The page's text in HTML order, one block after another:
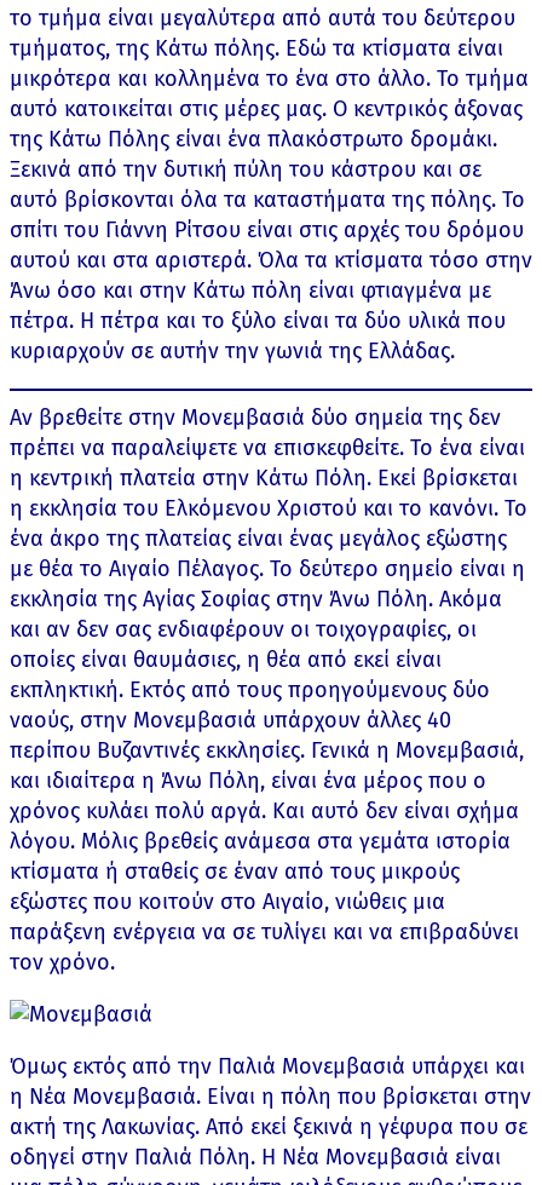
το τμήμα είναι μεγαλύτερα από αυτά του δεύτερου
τμήματος, της Κάτω πόλης. Εδώ τα κτίσματα είναι
μικρότερα και κολλημένα το ένα στο άλλο. Το τμήμα
αυτό κατοικείται στις μέρες μας. Ο κεντρικός άξονας
της Κάτω Πόλης είναι ένα πλακόστρωτο δρομάκι.
Ξεκινά από την δυτική πύλη του κάστρου και σε
αυτό βρίσκονται όλα τα καταστήματα της πόλης. Το
σπίτι του Γιάννη Ρίτσου είναι στις αρχές του δρόμου
αυτού και στα αριστερά. Όλα τα κτίσματα τόσο στην
Άνω όσο και στην Κάτω πόλη είναι φτιαγμένα με
πέτρα. Η πέτρα και το ξύλο είναι τα δύο υλικά που
κυριαρχούν σε αυτήν την γωνιά της Ελλάδας.
Αν βρεθείτε στην Μονεμβασιά δύο σημεία της δεν
πρέπει να παραλείψετε να επισκεφθείτε. Το ένα είναι
η κεντρική πλατεία στην Κάτω Πόλη. Εκεί βρίσκεται
η εκκλησία του Ελκόμενου Χριστού και το κανόνι. Το
ένα άκρο της πλατείας είναι ένας μεγάλος εξώστης
με θέα το Αιγαίο Πέλαγος. Το δεύτερο σημείο είναι η
εκκλησία της Αγίας Σοφίας στην Άνω Πόλη. Ακόμα
και αν δεν σας ενδιαφέρουν οι τοιχογραφίες, οι
οποίες είναι θαυμάσιες, η θέα από εκεί είναι
εκπληκτική. Εκτός από τους προηγούμενους δύο
ναούς, στην Μονεμβασιά υπάρχουν άλλες 40
περίπου Βυζαντινές εκκλησίες. Γενικά η Μονεμβασιά,
και ιδιαίτερα η Άνω Πόλη, είναι ένα μέρος που ο
χρόνος κυλάει πολύ αργά. Και αυτό δεν είναι σχήμα
λόγου. Μόλις βρεθείς ανάμεσα στα γεμάτα ιστορία
κτίσματα ή σταθείς σε έναν από τους μικρούς
εξώστες που κοιτούν στο Αιγαίο, νιώθεις μια
παράξενη ενέργεια να σε τυλίγει και να επιβραδύνει
τον χρόνο.
Όμως εκτός από την Παλιά Μονεμβασιά υπάρχει και
η Νέα Μονεμβασιά. Είναι η πόλη που βρίσκεται στην
ακτή της Λακωνίας. Από εκεί ξεκινά η γέφυρα που σε
οδηγεί στην Παλιά Πόλη. Η Νέα Μονεμβασιά είναι